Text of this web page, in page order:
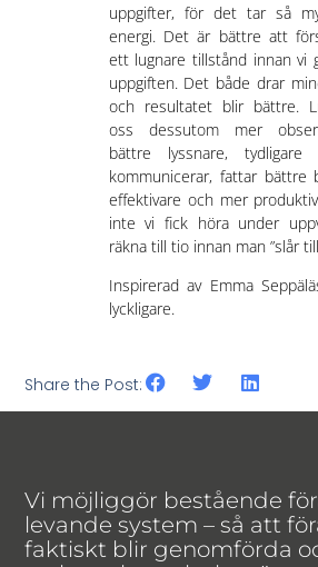
uppgifter, för det tar så
energi. Det är bättre att
ett lugnare tillstånd innan vi
uppgiften. Det både drar
och resultatet blir bättre.
oss dessutom mer
bättre lyssnare,
kommunicerar, fattar bättre
effektivare och mer
inte vi fick höra under
räkna till tio innan man ”slår
Inspirerad av Emma
lyckligare.
Share the Post:
Vi möjliggör bestående
levande system – så att
faktiskt blir genomförda